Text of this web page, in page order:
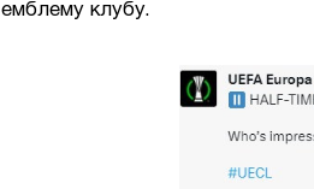
емблему клубу.